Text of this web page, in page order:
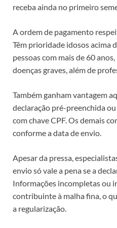
receba ainda no primeiro
A ordem de pagamento
Têm prioridade idosos acima
pessoas com mais de 60
doenças graves, além de
Também ganham vantagem
declaração pré-preenchida
com chave CPF. Os demais
conforme a data de envio.
Apesar da pressa,
envio só vale a pena se a
Informações incompletas ou
contribuinte à malha fina, o
a regularização.